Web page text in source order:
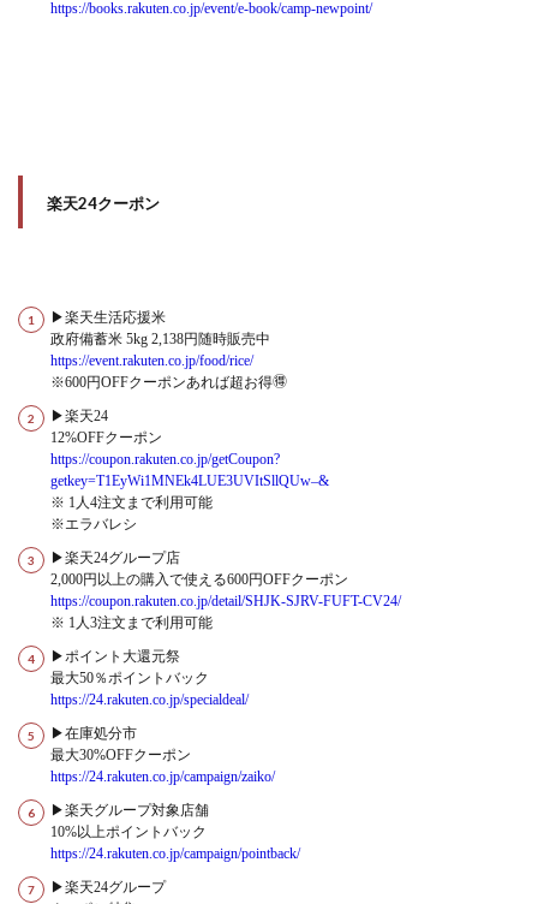
https://books.rakuten.co.jp/event/e-book/camp-newpoint/
楽天24クーポン
▶楽天生活応援米
政府備蓄米 5kg 2,138円随時販売中
https://event.rakuten.co.jp/food/rice/
※600円OFFクーポンあれば超お得🉐
▶楽天24
12%OFFクーポン
https://coupon.rakuten.co.jp/getCoupon?
getkey=T1EyWi1MNEk4LUE3UVItSllQUw–&
※ 1人4注文まで利用可能
※エラバレシ
▶楽天24グループ店
2,000円以上の購入で使える600円OFFクーポン
https://coupon.rakuten.co.jp/detail/SHJK-SJRV-FUFT-CV24/
※ 1人3注文まで利用可能
▶ポイント大還元祭
最大50％ポイントバック
https://24.rakuten.co.jp/specialdeal/
▶在庫処分市
最大30%OFFクーポン
https://24.rakuten.co.jp/campaign/zaiko/
▶楽天グループ対象店舗
10%以上ポイントバック
https://24.rakuten.co.jp/campaign/pointback/
▶楽天24グループ